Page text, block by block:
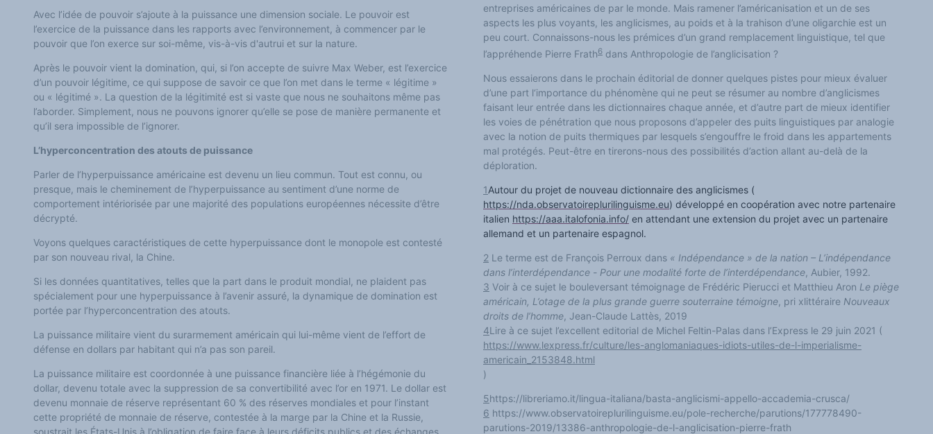
Avec l’idée de pouvoir s’ajoute à la puissance une dimension sociale. Le pouvoir est
l’exercice de la puissance dans les rapports avec l’environnement, à commencer par le
pouvoir que l’on exerce sur soi-même, vis-à-vis d'autrui et sur la nature.
Après le pouvoir vient la domination, qui, si l’on accepte de suivre Max Weber, est l’exercice
d’un pouvoir légitime, ce qui suppose de savoir ce que l’on met dans le terme « légitime »
ou « légitimé ». La question de la légitimité est si vaste que nous ne souhaitons même pas
l’aborder. Simplement, nous ne pouvons ignorer qu’elle se pose de manière permanente et
qu’il sera impossible de l’ignorer.
L’hyperconcentration des atouts de puissance
Parler de l’hyperpuissance américaine est devenu un lieu commun. Tout est connu, ou
presque, mais le cheminement de l’hyperpuissance au sentiment d’une norme de
comportement intériorisée par une majorité des populations européennes nécessite d’être
décrypté.
Voyons quelques caractéristiques de cette hyperpuissance dont le monopole est contesté
par son nouveau rival, la Chine.
Si les données quantitatives, telles que la part dans le produit mondial, ne plaident pas
spécialement pour une hyperpuissance à l’avenir assuré, la dynamique de domination est
portée par l’hyperconcentration des atouts.
La puissance militaire vient du surarmement américain qui lui-même vient de l’effort de
défense en dollars par habitant qui n’a pas son pareil.
La puissance militaire est coordonnée à une puissance financière liée à l’hégémonie du
dollar, devenu totale avec la suppression de sa convertibilité avec l’or en 1971. Le dollar est
devenu monnaie de réserve représentant 60 % des réserves mondiales et pour l’instant
cette propriété de monnaie de réserve, contestée à la marge par la Chine et la Russie,
soustrait les États-Unis à l’obligation de faire face à leurs déficits publics et des échanges
entreprises américaines de par le monde. Mais ramener l’américanisation et un de ses
aspects les plus voyants, les anglicismes, au poids et à la trahison d’une oligarchie est un
peu court. Connaissons-nous les prémices d’un grand remplacement linguistique, tel que
l’appréhende Pierre Frath6 dans Anthropologie de l’anglicisation ?
Nous essaierons dans le prochain éditorial de donner quelques pistes pour mieux évaluer
d’une part l‘importance du phénomène qui ne peut se résumer au nombre d’anglicismes
faisant leur entrée dans les dictionnaires chaque année, et d’autre part de mieux identifier
les voies de pénétration que nous proposons d’appeler des puits linguistiques par analogie
avec la notion de puits thermiques par lesquels s’engouffre le froid dans les appartements
mal protégés. Peut-être en tirerons-nous des possibilités d’action allant au-delà de la
déploration.
1Autour du projet de nouveau dictionnaire des anglicismes (
https://nda.observatoireplurilinguisme.eu) développé en coopération avec notre partenaire
italien https://aaa.italofonia.info/ en attendant une extension du projet avec un partenaire
allemand et un partenaire espagnol.
2 Le terme est de François Perroux dans « Indépendance » de la nation – L’indépendance
dans l’interdépendance - Pour une modalité forte de l’interdépendance , Aubier, 1992.
3 Voir à ce sujet le bouleversant témoignage de Frédéric Pierucci et Matthieu Aron Le piège
américain, L’otage de la plus grande guerre souterraine témoigne , pri xlittéraire Nouveaux
droits de l’homme , Jean-Claude Lattès, 2019
4Lire à ce sujet l’excellent editorial de Michel Feltin-Palas dans l’Express le 29 juin 2021 (
https://www.lexpress.fr/culture/les-anglomaniaques-idiots-utiles-de-l-imperialisme-
americain_2153848.html
)
5https://libreriamo.it/lingua-italiana/basta-anglicismi-appello-accademia-crusca/
6 https://www.observatoireplurilinguisme.eu/pole-recherche/parutions/177778490-
parutions-2019/13386-anthropologie-de-l-anglicisation-pierre-frath